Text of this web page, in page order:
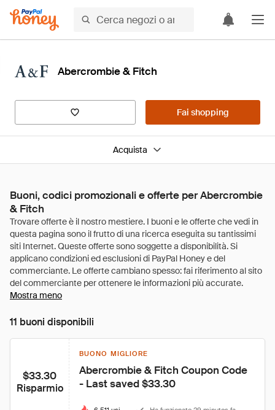
Abercrombie & Fitch
Fai shopping
Acquista
Buoni, codici promozionali e offerte per Abercrombie
& Fitch
Mostra meno
11 buoni disponibili
$33.30
Risparmio
BUONO MIGLIORE
Abercrombie & Fitch Coupon Code
- Last saved $33.30